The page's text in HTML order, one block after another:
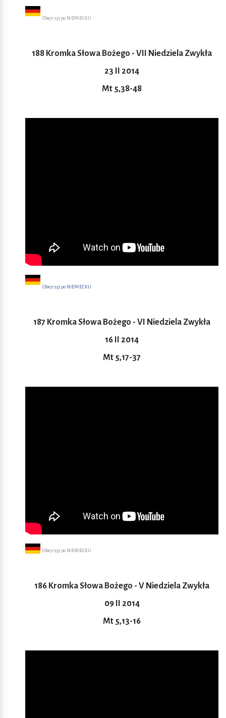
Obejrzyj po NIEMIECKU
188 Kromka Słowa Bożego - VII Niedziela Zwykła
23 II 2014
Mt 5,38-48
Obejrzyj po NIEMIECKU
187 Kromka Słowa Bożego - VI Niedziela Zwykła
16 II 2014
Mt 5,17-37
Obejrzyj po NIEMIECKU
186 Kromka Słowa Bożego - V Niedziela Zwykła
09 II 2014
Mt 5,13-16